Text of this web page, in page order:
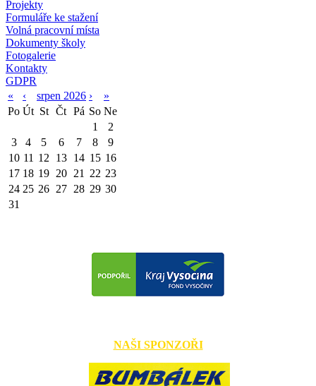
Projekty
Formuláře ke stažení
Volná pracovní místa
Dokumenty školy
Fotogalerie
Kontakty
GDPR
«
‹ srpen 2026 ›
»
Po Út St Čt Pá So Ne
1
2
3
4 5 6 7 8
9
10 11 12 13 14 15 16
17 18 19 20 21 22 23
24 25 26 27 28 29 30
31
NAŠI SPONZOŘI